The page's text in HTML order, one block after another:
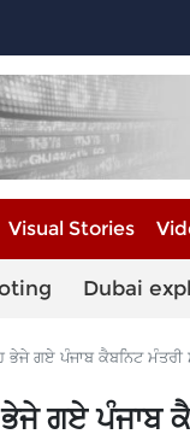
Visual Stories
Dubai
ਭੇਜੇ ਗਏ ਪੰਜਾਬ ਕੈਬਨਿਟ
ਗਏ ਪੰਜਾਬ